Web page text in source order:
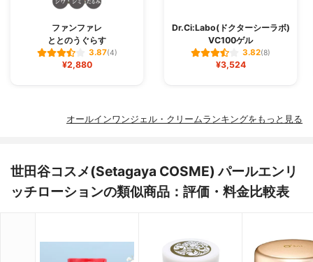
ファンファレ
ととのうぐらす
3.87(4)
¥2,880
Dr.Ci:Labo(ドクターシーラボ)
VC100ゲル
3.82(8)
¥3,524
オールインワンジェル・クリームランキングをもっと見る
世田谷コスメ(Setagaya COSME) パールエンリ
ッチローションの類似商品：評価・料金比較表